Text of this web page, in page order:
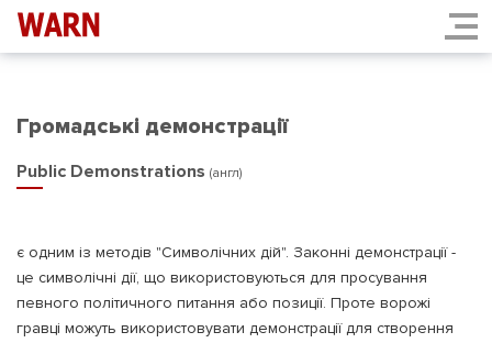
Громадські демонстрації
Public Demonstrations (англ)
є одним із методів "Символічних дій". Законні демонстрації -
це символічні дії, що використовуються для просування
певного політичного питання або позиції. Проте ворожі
гравці можуть використовувати демонстрації для створення